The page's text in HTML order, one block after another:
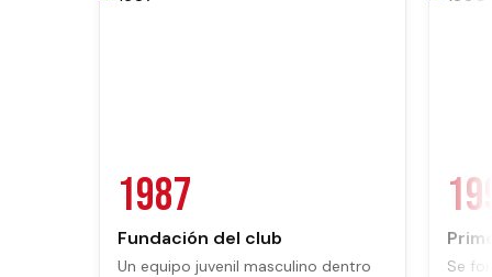
1987
Fundación del club
Un equipo juvenil masculino dentro
Se